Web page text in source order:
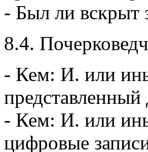
- Был ли вскрыт
8.4.
- Кем: И. или
представленный
- Кем: И. или
цифровые